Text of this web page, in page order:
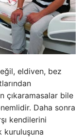
eldiven, bez
çıkaramasalar bile
Daha sonra
kendilerini
kuruluşuna